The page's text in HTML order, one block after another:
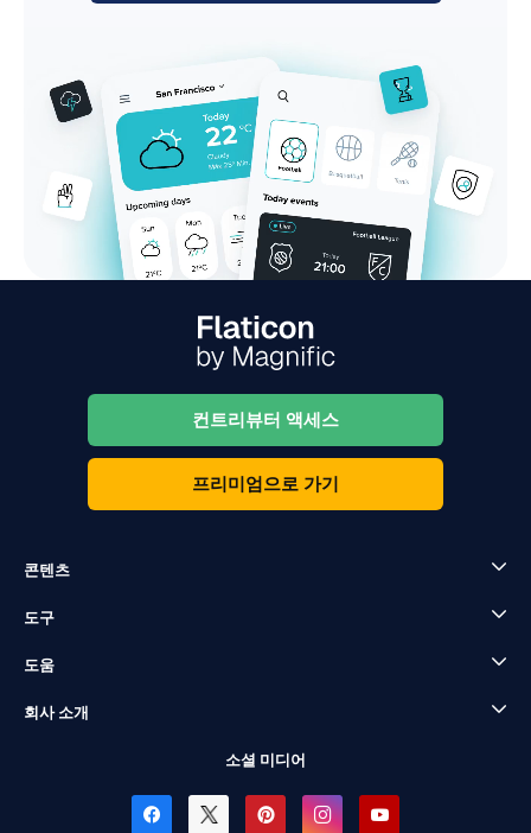
컨트리뷰터 액세스
프리미엄으로 가기
콘텐츠
도구
도움
회사 소개
소셜 미디어